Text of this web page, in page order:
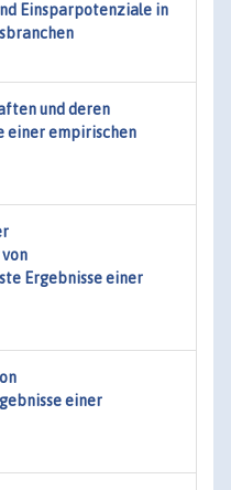
Einsparpotenziale in
und deren
einer empirischen
Ergebnisse einer
einer